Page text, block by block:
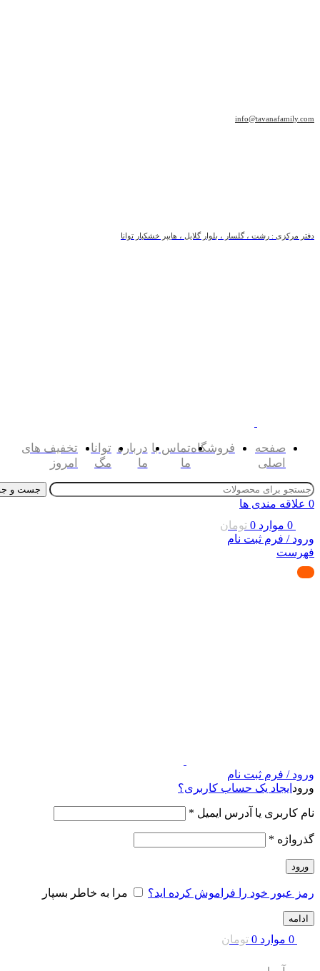
info@tavanafamily.com
دفتر مرکزی : رشت ، گلسار ، بلوار گلایل ، هایپر خشکبار توانا
صفحه
اصلی
فروشگاهتماس با
ما
درباره
ما
توانا
مگ
تخفیف های
امروز
جست و
0 علاقه مندی ها
0 موارد 0 تومان
ورود / فرم ثبت نام
فهرست
ورود / فرم ثبت نام
ورود ایجاد یک حساب کاربری؟
نام کاربری یا آدرس ایمیل *
گذرواژه *
ورود
رمز عبور خود را فراموش کرده اید؟ مرا به خاطر بسپار
ادامه
0 موارد 0 تومان